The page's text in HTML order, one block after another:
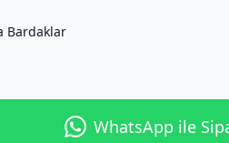
Bardaklar
WhatsApp ile